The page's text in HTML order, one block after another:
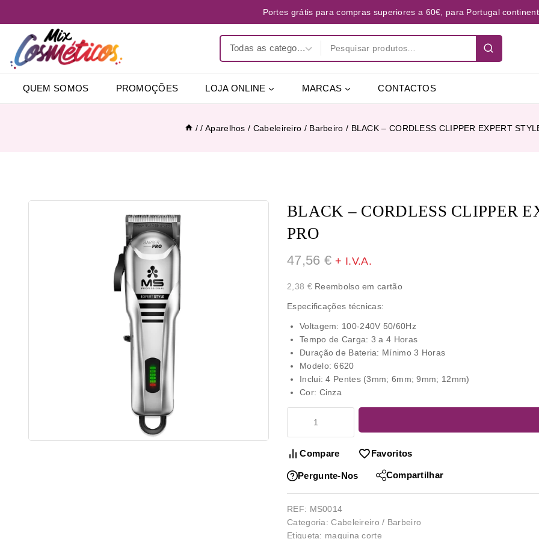
Portes grátis para compras superiores a 60€, para Portugal
QUEM SOMOS PROMOÇÕES LOJA ONLINE MARCAS CONTACTOS
/ / Aparelhos / Cabeleireiro / Barbeiro / BLACK – CORDLESS CLIPPER EXPERT
BLACK – CORDLESS CLIPPER
PRO
47,56 € + I.V.A.
2,38 €Reembolso em cartão
Especificações técnicas:
Voltagem: 100-240V 50/60Hz
Tempo de Carga: 3 a 4 Horas
Duração de Bateria: Mínimo 3 Horas
Modelo: 6620
Inclui: 4 Pentes (3mm; 6mm; 9mm; 12mm)
Cor: Cinza
Compare Favoritos
Pergunte-Nos Compartilhar
REF: MS0014
Categoria:Cabeleireiro / Barbeiro
Etiqueta: maquina corte